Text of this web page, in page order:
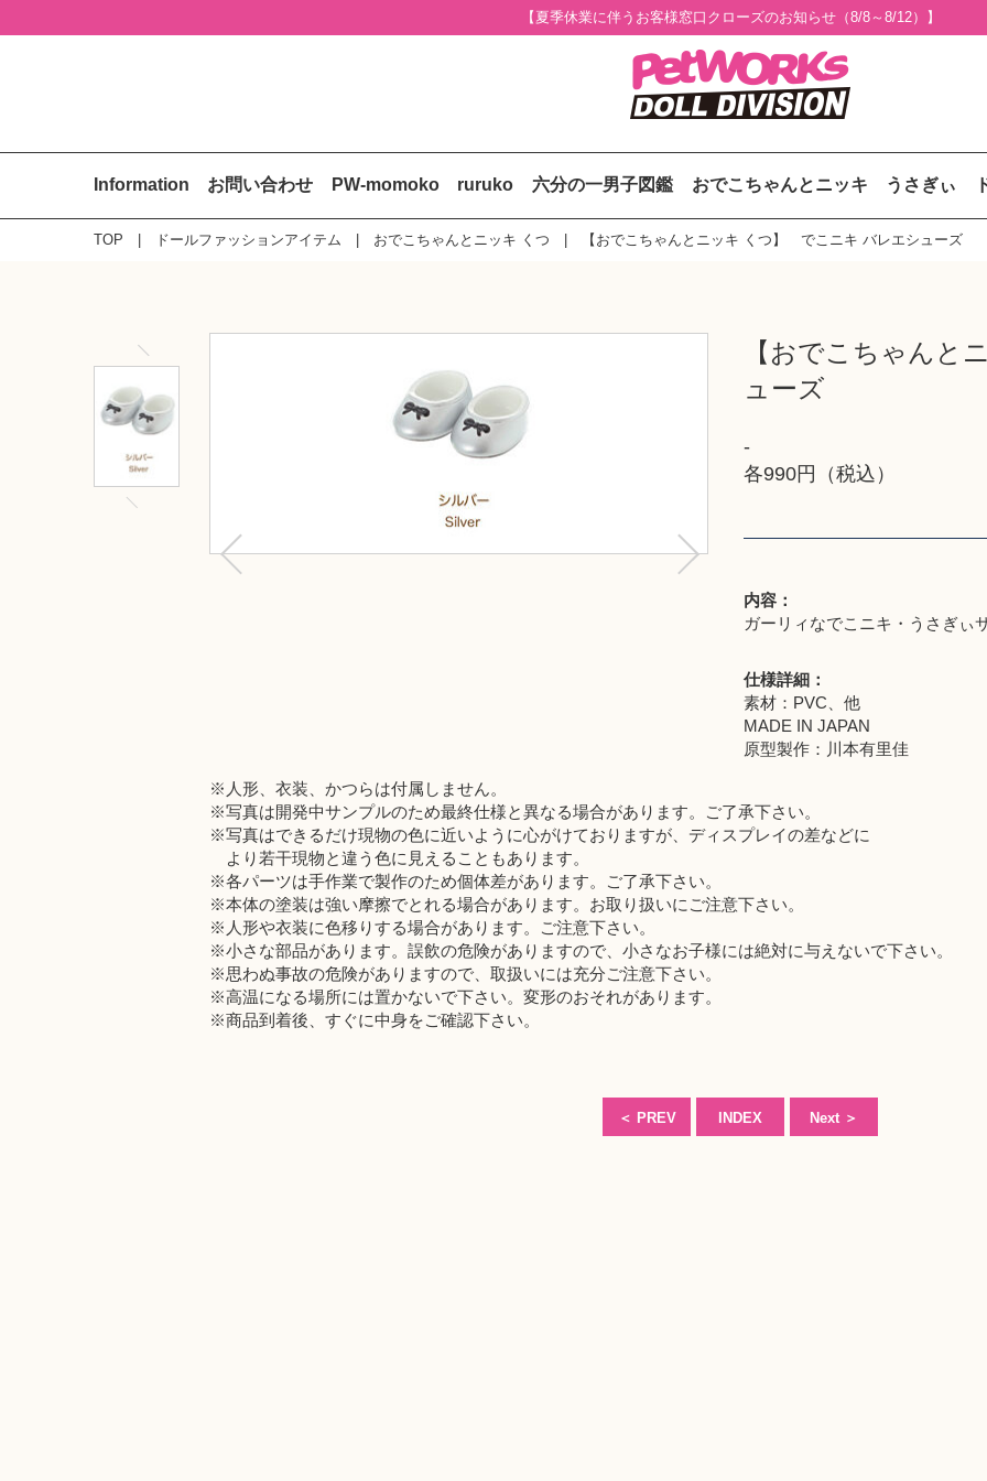
【夏季休業に伴うお客様窓口クローズのお知らせ（8/8～8/12）】
Information お問い合わせ PW-momoko ruruko 六分の一男子図鑑 おでこちゃんとニッキ うさぎぃ
TOP ドールファッションアイテム おでこちゃんとニッキ くつ 【おでこちゃんとニッキ くつ】 でこニキ バレエシューズ
【おでこちゃん
ューズ
-
各990円（税込）
内容：
ガーリィなでこニキ・うさぎぃ
仕様詳細：
素材：PVC、他
MADE IN JAPAN
原型製作：川本有里佳
※人形、衣装、かつらは付属しません。
※写真は開発中サンプルのため最終仕様と異なる場合があります。ご了承下さい。
※写真はできるだけ現物の色に近いように心がけておりますが、ディスプレイの差などに
より若干現物と違う色に見えることもあります。
※各パーツは手作業で製作のため個体差があります。ご了承下さい。
※本体の塗装は強い摩擦でとれる場合があります。お取り扱いにご注意下さい。
※人形や衣装に色移りする場合があります。ご注意下さい。
※小さな部品があります。誤飲の危険がありますので、小さなお子様には絶対に与えないで下さい。
※思わぬ事故の危険がありますので、取扱いには充分ご注意下さい。
※高温になる場所には置かないで下さい。変形のおそれがあります。
※商品到着後、すぐに中身をご確認下さい。
＜ PREV INDEX Next ＞